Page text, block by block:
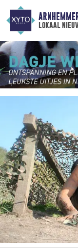
lokaal